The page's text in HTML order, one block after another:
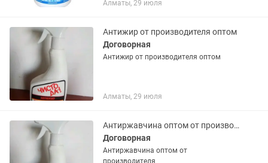
против бактерий (включая
возбудителей...
Алматы, 29 июля
Антижир от производителя оптом
Договорная
Антижир от производителя оптом
Алматы, 29 июля
Антиржавчина оптом от производителя
Договорная
Антиржавчина оптом от
производителя